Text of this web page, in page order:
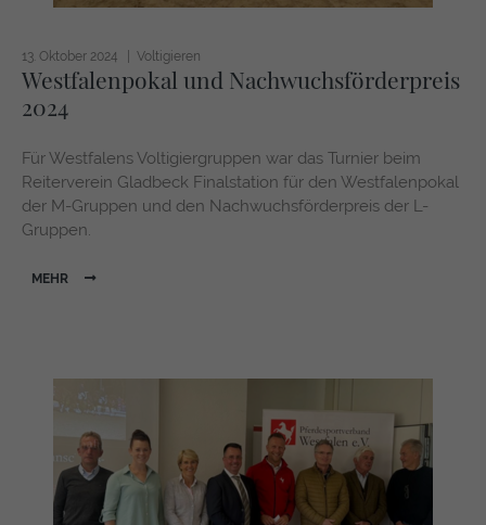
13. Oktober 2024 Voltigieren
Westfalenpokal und Nachwuchsförderpreis
2024
Für Westfalens Voltigiergruppen war das Turnier beim
Reiterverein Gladbeck Finalstation für den Westfalenpokal
der M-Gruppen und den Nachwuchsförderpreis der L-
Gruppen.
MEHR